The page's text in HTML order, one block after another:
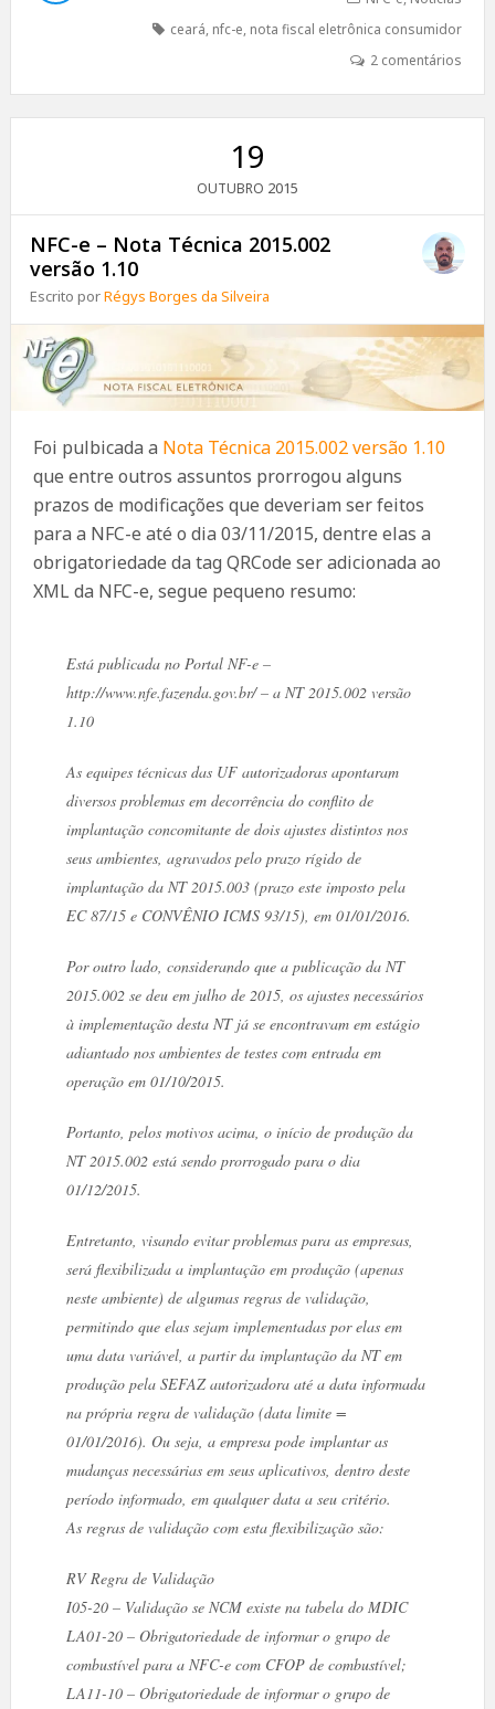
ceará, nfc-e, nota fiscal eletrônica consumidor
2 comentários
19
OUTUBRO 2015
NFC-e – Nota Técnica 2015.002
versão 1.10
Escrito porRégys Borges da Silveira
Foi pulbicada a Nota Técnica 2015.002 versão 1.10
que entre outros assuntos prorrogou alguns
prazos de modificações que deveriam ser feitos
para a NFC-e até o dia 03/11/2015, dentre elas a
obrigatoriedade da tag QRCode ser adicionada ao
XML da NFC-e, segue pequeno resumo:
Está publicada no Portal NF-e –
http://www.nfe.fazenda.gov.br/ – a NT 2015.002 versão
1.10
As equipes técnicas das UF autorizadoras apontaram
diversos problemas em decorrência do conflito de
implantação concomitante de dois ajustes distintos nos
seus ambientes, agravados pelo prazo rígido de
implantação da NT 2015.003 (prazo este imposto pela
EC 87/15 e CONVÊNIO ICMS 93/15), em 01/01/2016.
Por outro lado, considerando que a publicação da NT
2015.002 se deu em julho de 2015, os ajustes necessários
à implementação desta NT já se encontravam em estágio
adiantado nos ambientes de testes com entrada em
operação em 01/10/2015.
Portanto, pelos motivos acima, o início de produção da
NT 2015.002 está sendo prorrogado para o dia
01/12/2015.
Entretanto, visando evitar problemas para as empresas,
será flexibilizada a implantação em produção (apenas
neste ambiente) de algumas regras de validação,
permitindo que elas sejam implementadas por elas em
uma data variável, a partir da implantação da NT em
produção pela SEFAZ autorizadora até a data informada
na própria regra de validação (data limite =
01/01/2016). Ou seja, a empresa pode implantar as
mudanças necessárias em seus aplicativos, dentro deste
período informado, em qualquer data a seu critério.
As regras de validação com esta flexibilização são:
RV Regra de Validação
I05-20 – Validação se NCM existe na tabela do MDIC
LA01-20 – Obrigatoriedade de informar o grupo de
combustível para a NFC-e com CFOP de combustível;
LA11-10 – Obrigatoriedade de informar o grupo de